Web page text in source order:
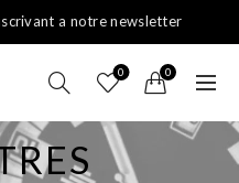
a notre newsletter
0 0